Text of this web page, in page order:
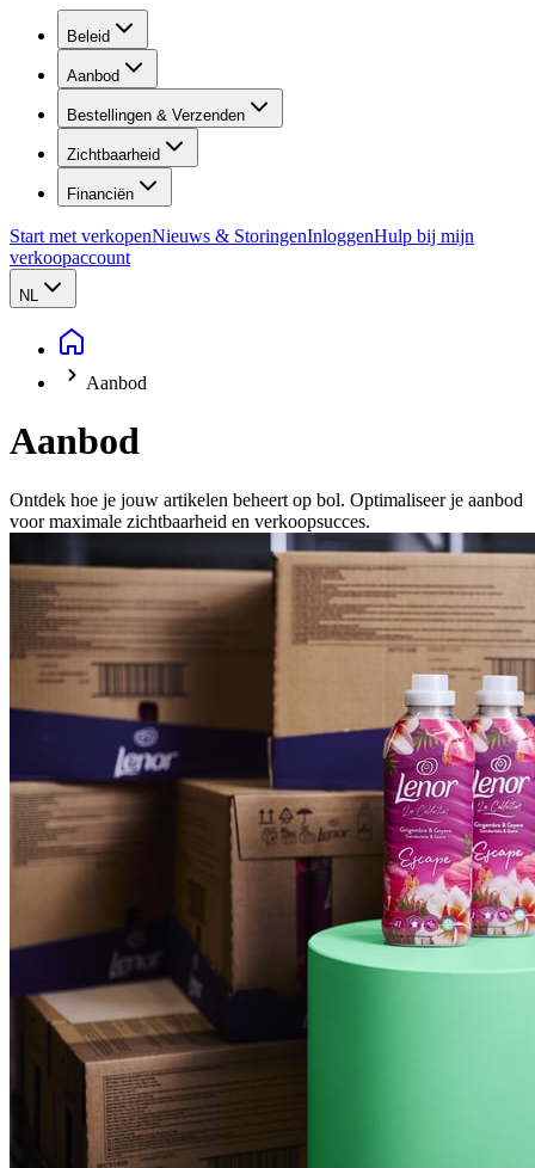
Beleid
Aanbod
Bestellingen & Verzenden
Zichtbaarheid
Financiën
Start met verkopenNieuws & StoringenInloggenHulp bij mijn
verkoopaccount
NL
Aanbod
Aanbod
Ontdek hoe je jouw artikelen beheert op bol. Optimaliseer je aanbod
voor maximale zichtbaarheid en verkoopsucces.